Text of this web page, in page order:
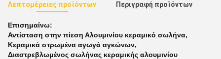
Λεπτομέρειες προϊόντων Περιγραφή προϊόντων
Επισημαίνω:
Αντίσταση στην πίεση Αλουμινίου κεραμικό σωλήνα,
Κεραμικά στρωμένα αγωγά αγκώνων,
Διαστρεβλωμένος σωλήνας κεραμικής αλουμινίου